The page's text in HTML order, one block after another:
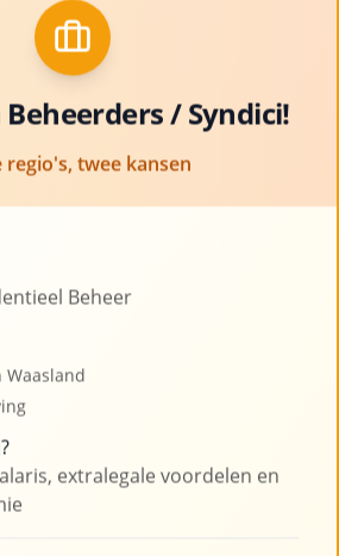
professionele groei en
ontwikkeling
Bekijk vacatures
artikelen en blijf op de hoogte
uit de sector
/ Syndici!
regio's, twee kansen
Beheer
Waasland
extralegale voordelen en